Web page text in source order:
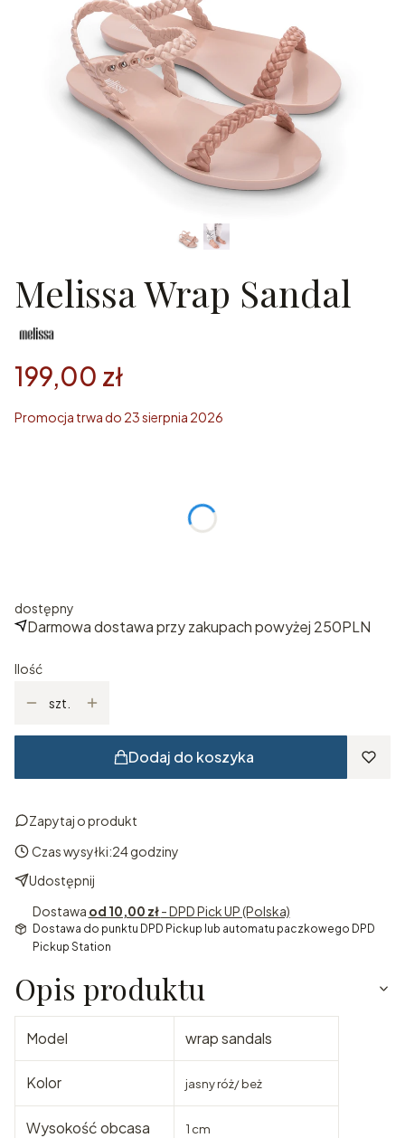
Melissa Wrap Sandal
199,00 zł
Promocja trwa do 23 sierpnia 2026
dostępny
Darmowa dostawa przy zakupach powyżej 250PLN
Ilość
szt.
Dodaj do koszyka
Zapytaj o produkt
Czas wysyłki:24 godziny
Udostępnij
Dostawa od 10,00 zł- DPD Pick UP (Polska)
Dostawa do punktu DPD Pickup lub automatu paczkowego DPD
Pickup Station
Opis produktu
Model wrap sandals
Kolor jasny róż/ beż
Wysokość obcasa 1 cm